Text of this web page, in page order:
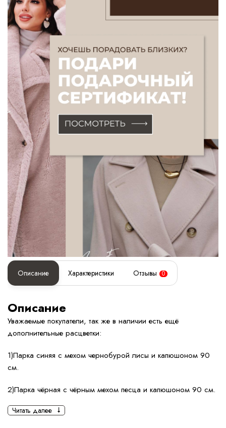
Описание Характеристики Отзывы 0
Описание
Уважаемые покупатели, так же в наличии есть ещё
дополнительные расцветки:
1)Парка синяя с мехом чернобурой лисы и капюшоном 90
см.
2)Парка чёрная с чёрным мехом песца и капюшоном 90 см.
3)Парка коричневая с мехом песца под соболь и
Читать далее